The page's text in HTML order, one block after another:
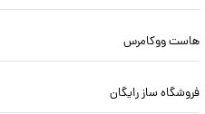
هاست ووکامرس
فروشگاه ساز رایگان